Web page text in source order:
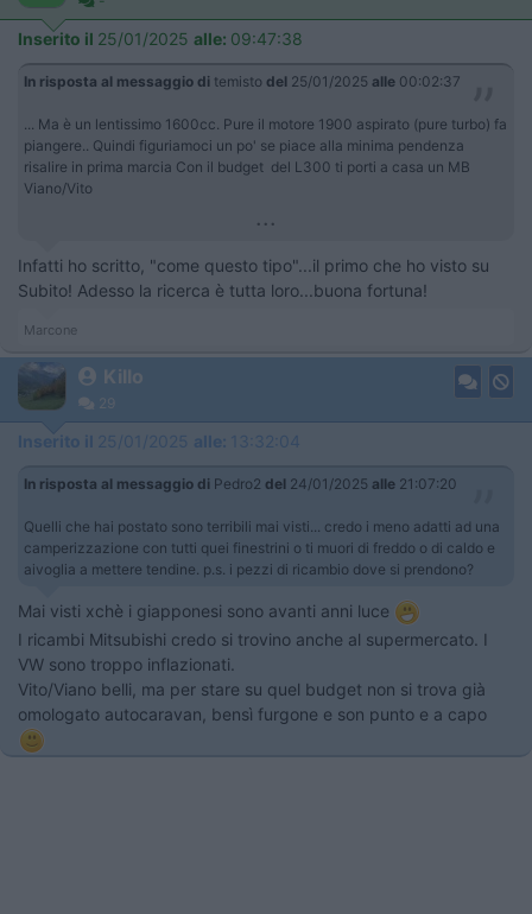
Inserito il 25/01/2025 alle: 09:47:38
In risposta al messaggio di temisto del 25/01/2025 alle 00:02:37
... Ma è un lentissimo 1600cc. Pure il motore 1900 aspirato (pure turbo) fa
piangere.. Quindi figuriamoci un po' se piace alla minima pendenza
risalire in prima marcia Con il budget del L300 ti porti a casa un MB
Viano/Vito
...
Infatti ho scritto, "come questo tipo"...il primo che ho visto su
Subito! Adesso la ricerca è tutta loro...buona fortuna!
Marcone
Killo
29
Inserito il 25/01/2025 alle: 13:32:04
In risposta al messaggio di Pedro2 del 24/01/2025 alle 21:07:20
Quelli che hai postato sono terribili mai visti... credo i meno adatti ad una
camperizzazione con tutti quei finestrini o ti muori di freddo o di caldo e
aivoglia a mettere tendine. p.s. i pezzi di ricambio dove si prendono?
Mai visti xchè i giapponesi sono avanti anni luce
I ricambi Mitsubishi credo si trovino anche al supermercato. I
VW sono troppo inflazionati.
Vito/Viano belli, ma per stare su quel budget non si trova già
omologato autocaravan, bensì furgone e son punto e a capo